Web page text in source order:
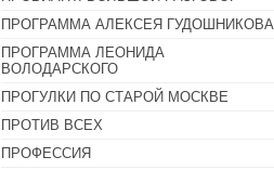
ПРОГРАММА АЛЕКСЕЯ ГУДОШНИКОВА
ПРОГРАММА ЛЕОНИДА
ВОЛОДАРСКОГО
ПРОГУЛКИ ПО СТАРОЙ МОСКВЕ
ПРОТИВ ВСЕХ
ПРОФЕССИЯ